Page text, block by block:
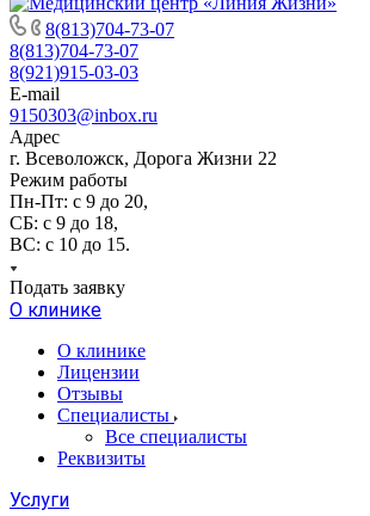
8(813)704-73-07
8(813)704-73-07
8(921)915-03-03
E-mail
9150303@inbox.ru
Адрес
г. Всеволожск, Дорога Жизни 22
Режим работы
Пн-Пт: с 9 до 20,
СБ: с 9 до 18,
ВС: с 10 до 15.
Подать заявку
О клинике
О клинике
Лицензии
Отзывы
Специалисты
Все специалисты
Реквизиты
Услуги